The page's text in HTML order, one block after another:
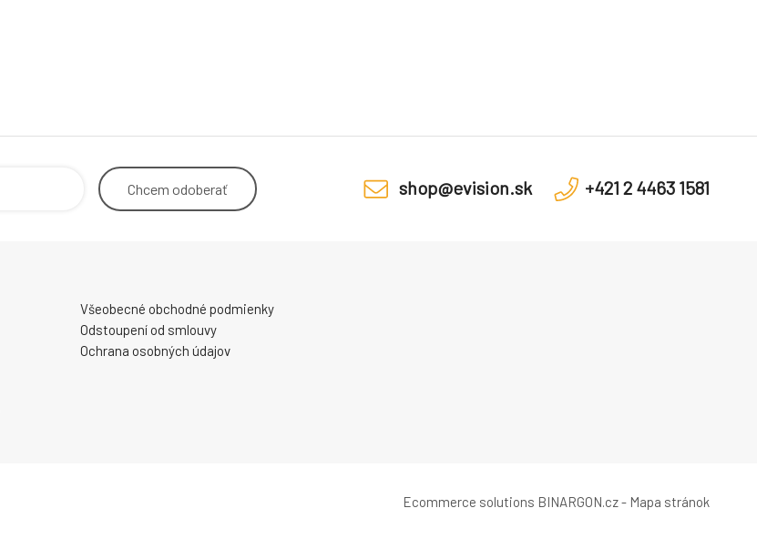
Chcem odoberať shop@evision.sk +421 2 4463 1581
Všeobecné obchodné podmienky
Odstoupení od smlouvy
Ochrana osobných údajov
Ecommerce solutions BINARGON.cz- Mapa stránok